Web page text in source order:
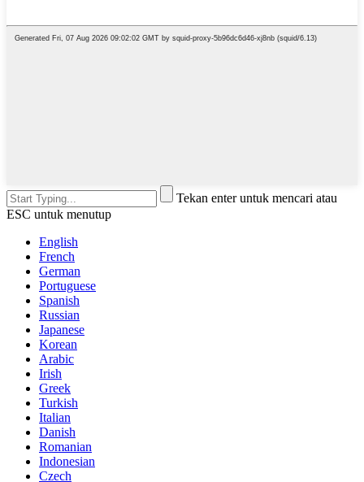
Tekan enter untuk mencari atau
ESC untuk menutup
English
French
German
Portuguese
Spanish
Russian
Japanese
Korean
Arabic
Irish
Greek
Turkish
Italian
Danish
Romanian
Indonesian
Czech